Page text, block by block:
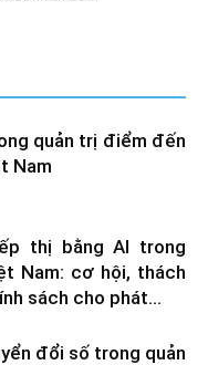
quản trị điểm đến
Nam
thị bằng AI trong
Nam: cơ hội, thách
sách cho phát...
đổi số trong quản